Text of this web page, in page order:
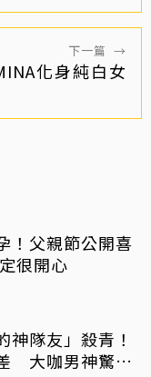
下一篇 →
化身純白女
！父親節公開喜
很開心
神隊友」殺青！
大咖男神驚喜